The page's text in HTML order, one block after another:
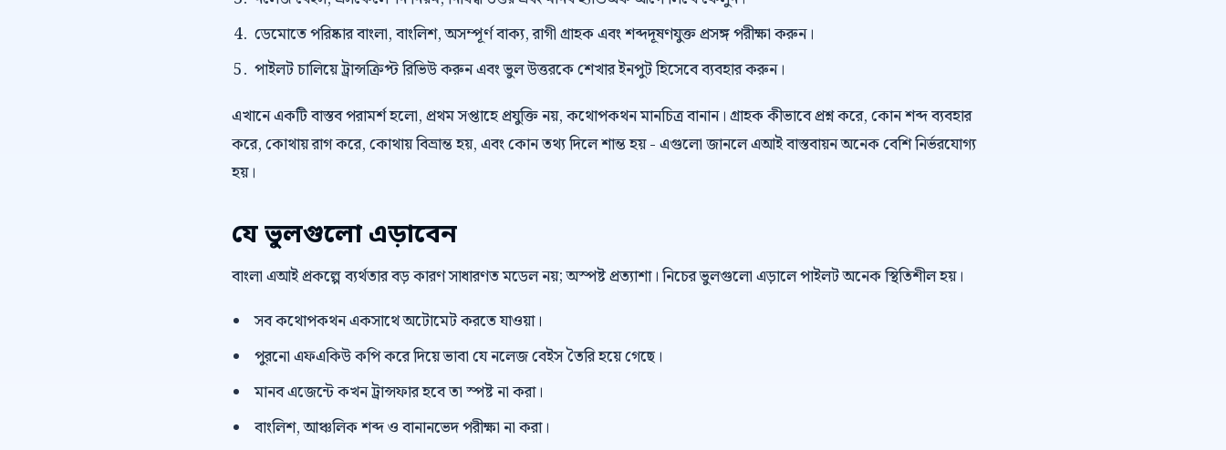
ডেমোতে পরিষ্কার বাংলা, বাংলিশ, অসম্পূর্ণ বাক্য, রাগী গ্রাহক এবং শব্দদূষণযুক্ত প্রসঙ্গ পরীক্ষা করুন।
পাইলট চালিয়ে ট্রান্সক্রিপ্ট রিভিউ করুন এবং ভুল উত্তরকে শেখার ইনপুট হিসেবে ব্যবহার করুন।
এখানে একটি বাস্তব পরামর্শ হলো, প্রথম সপ্তাহে প্রযুক্তি নয়, কথোপকথন মানচিত্র বানান। গ্রাহক কীভাবে প্রশ্ন করে, কোন শব্দ ব্যবহার
করে, কোথায় রাগ করে, কোথায় বিভ্রান্ত হয়, এবং কোন তথ্য দিলে শান্ত হয় - এগুলো জানলে এআই বাস্তবায়ন অনেক বেশি নির্ভরযোগ্য
হয়।
যে ভুলগুলো এড়াবেন
বাংলা এআই প্রকল্পে ব্যর্থতার বড় কারণ সাধারণত মডেল নয়; অস্পষ্ট প্রত্যাশা। নিচের ভুলগুলো এড়ালে পাইলট অনেক স্থিতিশীল হয়।
সব কথোপকথন একসাথে অটোমেট করতে যাওয়া।
পুরনো এফএকিউ কপি করে দিয়ে ভাবা যে নলেজ বেইস তৈরি হয়ে গেছে।
মানব এজেন্টে কখন ট্রান্সফার হবে তা স্পষ্ট না করা।
বাংলিশ, আঞ্চলিক শব্দ ও বানানভেদ পরীক্ষা না করা।